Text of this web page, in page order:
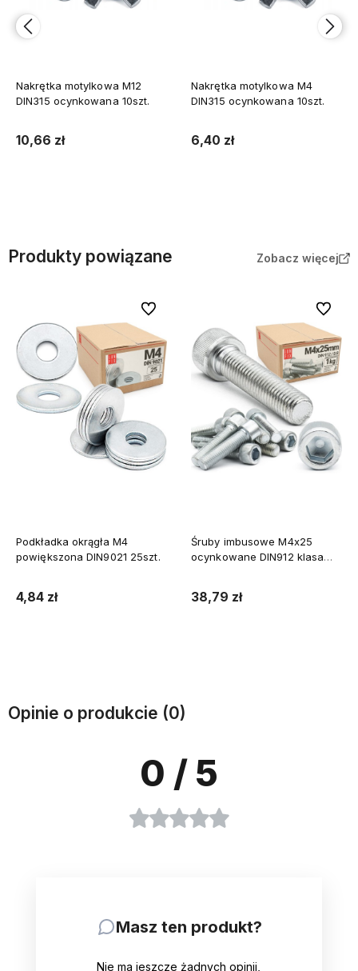
Nakrętka motylkowa M12
DIN315 ocynkowana 10szt.
10,66 zł
Nakrętka motylkowa M4
DIN315 ocynkowana 10szt.
6,40 zł
Produkty powiązane Zobacz więcej
Podkładka okrągła M4
powiększona DIN9021 25szt.
4,84 zł
Do ulubionych
Śruby imbusowe M4x25
ocynkowane DIN912 klasa
38,79 zł
Do
Opinie o produkcie (0)
0 / 5
Masz ten produkt?
Nie ma jeszcze żadnych opinii,